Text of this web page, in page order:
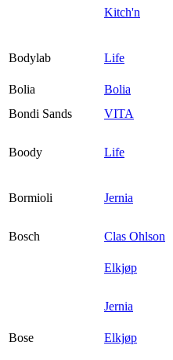
Kitch'n
Bodylab Life
Bolia
Bolia
Bondi Sands
VITA
Boody Life
Bormioli Jernia
Bosch
Clas Ohlson
Elkjøp
Jernia
Bose
Elkjøp